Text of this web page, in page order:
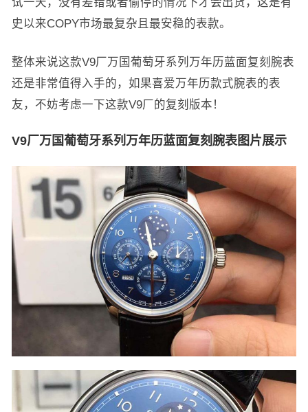
史以来COPY市场最复杂且最安稳的表款。
整体来说这款V9厂万国葡萄牙系列万年历蓝面复刻腕表
还是非常值得入手的，如果喜爱万年历款式腕表的表
友，不妨考虑一下这款V9厂的复刻版本！
V9厂万国葡萄牙系列万年历蓝面复刻腕表图片展示